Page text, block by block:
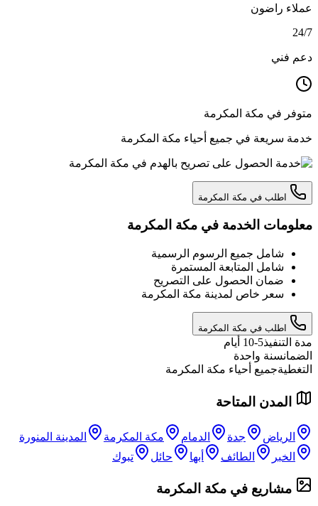
عملاء راضون
24/7
دعم فني
متوفر في مكة المكرمة
خدمة سريعة في جميع أحياء مكة المكرمة
اطلب في مكة المكرمة
معلومات الخدمة في مكة المكرمة
شامل جميع الرسوم الرسمية
شامل المتابعة المستمرة
ضمان الحصول على التصريح
سعر خاص لمدينة مكة المكرمة
اطلب في مكة المكرمة
مدة التنفيذ5-10 أيام
الضمانسنة واحدة
التغطيةجميع أحياء مكة المكرمة
المدن المتاحة
الرياض جدة الدمام مكة المكرمة
المدينة المنورة
الخبر
الطائف أبها حائل تبوك
مشاريع في مكة المكرمة